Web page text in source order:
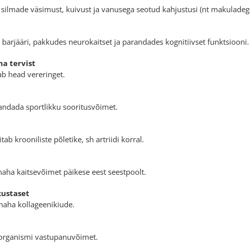
väsimust, kuivust ja vanusega seotud kahjustusi (nt
pakkudes neurokaitset ja parandades kognitiivset funktsiooni.
tervist
head vereringet.
sportlikku sooritusvõimet.
krooniliste põletike, sh artriidi korral.
kaitsevõimet päikese eest seestpoolt.
kollageenikiude.
vastupanuvõimet.